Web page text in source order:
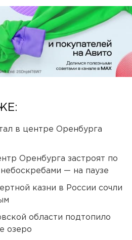
в центре Оренбурга
Оренбурга застроят по
— на паузе
казни в России сочли
области подтопило
озеро